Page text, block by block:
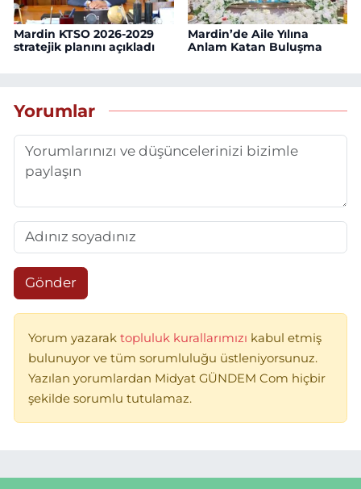
Mardin KTSO 2026-2029
stratejik planını açıkladı
Mardin’de Aile Yılına
Anlam Katan Buluşma
Yorumlar
Gönder
Yorum yazarak topluluk kurallarımızı kabul etmiş
bulunuyor ve tüm sorumluluğu üstleniyorsunuz.
Yazılan yorumlardan Midyat GÜNDEM Com hiçbir
şekilde sorumlu tutulamaz.